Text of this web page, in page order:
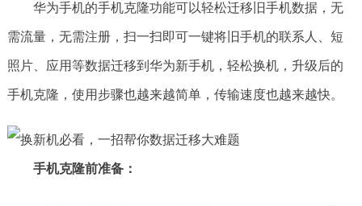
华为手机的手机克隆功能可以轻松迁移旧手机数据，无
需流量，无需注册，扫一扫即可一键将旧手机的联系人、短
照片、应用等数据迁移到华为新手机，轻松换机，升级后的
手机克隆，使用步骤也越来越简单，传输速度也越来越快。
手机克隆前准备：